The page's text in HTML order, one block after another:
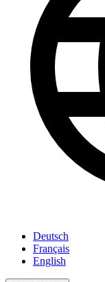
Deutsch
Français
English